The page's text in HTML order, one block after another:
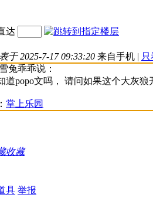
达
于 2025-7-17 09:33:20 来自手机 |
兔乖乖说：
道popo文吗， 请问如果这个大灰
掌上乐园
收藏
具 举报